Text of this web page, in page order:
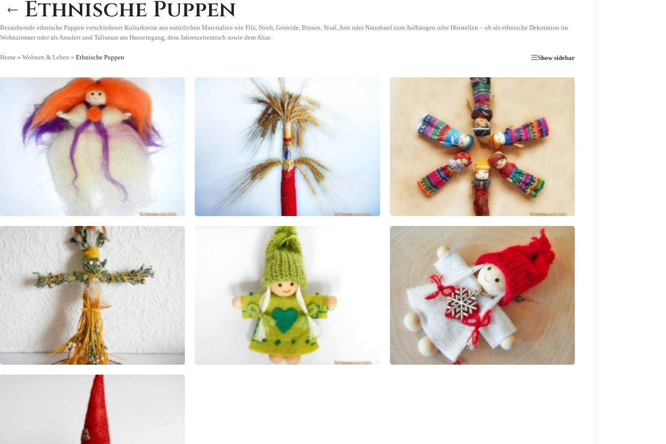
Ethnische Puppen
Bezaubernde ethnische Puppen verschiedener Kulturkreise aus natürlichen Materialien wie Filz, Stroh, Getreide, Binsen, Sisal, Jute oder Naturhanf zum Aufhängen oder Hinstellen – ob als ethnische Dekoration im
Wohnzimmer oder als Amulett und Talisman am Hauseingang, dem Jahreszeitentisch sowie dem Altar.
Home » Wohnen & Leben » Ethnische Puppen Show sidebar
FEEN KORNGEISTER MAYA SORGENPÜPPCHEN
PFLANZENGEIST PUPPEN